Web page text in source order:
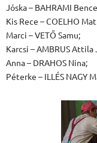
Jóska – BAHRAMI
Kis Rece – COELHO
Marci – VETŐ Samu;
Karcsi – AMBRUS Attila
Anna – DRAHOS Nina;
Péterke – ILLÉS NAGY